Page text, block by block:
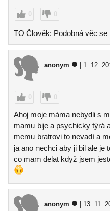
0 0
TO Člověk: Podobná věc se
anonym | 1. 12.
0 0
Ahoj moje máma nebydli s
mamu bije a psychicky týrá
memu bratrovi to nevadí a
ja ano nechci aby ji bil ale je
co mam delat když jsem
anonym | 13. 11.